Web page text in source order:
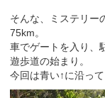
そんな、ミステリー
75km。
車でゲートを入り、
遊歩道の始まり。
今回は青い↑に沿っ